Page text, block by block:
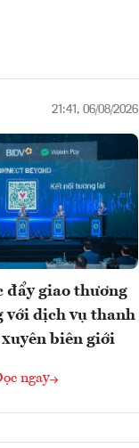
21:41, 06/08/2026
đẩy giao thương
với dịch vụ thanh
biên giới
ngay